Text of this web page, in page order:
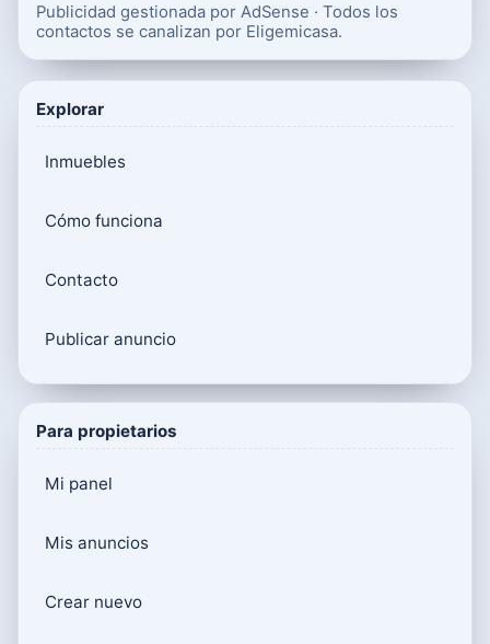
Publicidad gestionada por AdSense · Todos los
contactos se canalizan por Eligemicasa.
Explorar
Inmuebles
Cómo funciona
Contacto
Publicar anuncio
Para propietarios
Mi panel
Mis anuncios
Crear nuevo